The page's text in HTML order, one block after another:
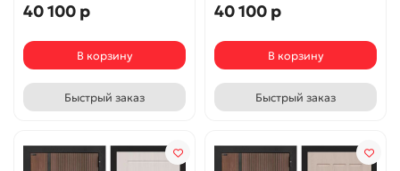
40 100 р
В корзину
Быстрый заказ
40 100 р
В корзину
Быстрый заказ